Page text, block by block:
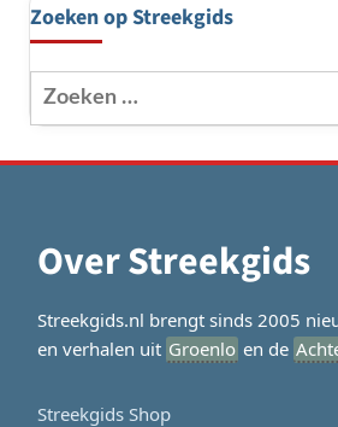
Zoeken op Streekgids
Zoeken
naar:
Over Streekgids
Streekgids.nl brengt sinds 2005
en verhalen uit Groenlo en de
Streekgids Shop